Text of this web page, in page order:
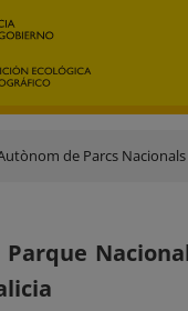
de Parcs Nacionals
Parque